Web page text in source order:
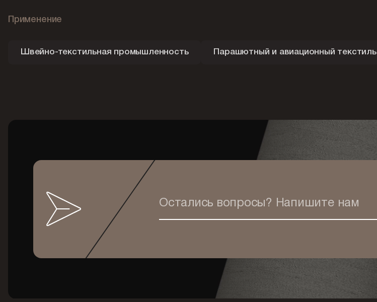
Применение
Швейно-текстильная промышленность Парашютный и авиационный текстиль
Остались вопросы? Напишите нам